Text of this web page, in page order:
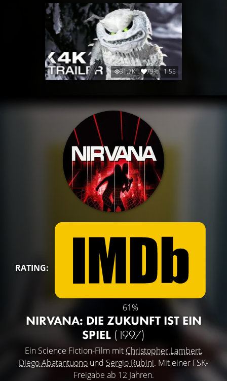
31.7K 79% 1:55
RATING:
61%
NIRVANA: DIE ZUKUNFT IST EIN
SPIEL (1997)
Ein Science Fiction-Film mit Christopher Lambert,
Diego Abatantuono und Sergio Rubini. Mit einer FSK-
Freigabe ab 12 Jahren.